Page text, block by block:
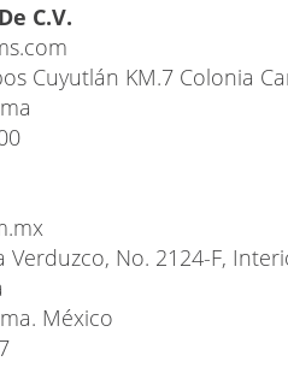
C.V.
Cuyutlán KM.7 Colonia
Verduzco, No. 2124-F,
México